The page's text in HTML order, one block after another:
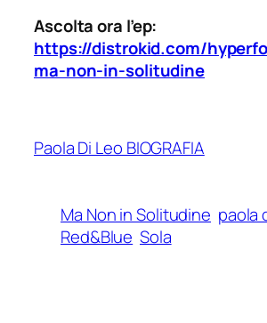
Ascolta ora l’ep:
https://distrokid.com/
ma-non-in-solitudine
Paola Di Leo BIOGRAFIA
Ma Non in Solitudine paola
Red&Blue Sola